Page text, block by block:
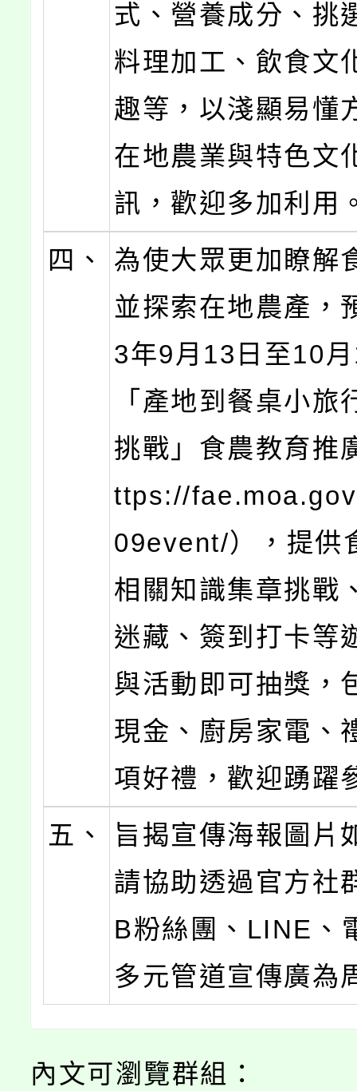
式、營養成分、挑
料理加工、飲食文
趣等，以淺顯易懂
在地農業與特色文
訊，歡迎多加利用
四、
為使大眾更加瞭解
並探索在地農產，
3年9月13日至10
「產地到餐桌小旅
挑戰」食農教育推
ttps://
09event/），提供
相關知識集章挑戰
迷藏、簽到打卡等
與活動即可抽獎，
現金、廚房家電、
項好禮，歡迎踴躍
五、
旨揭宣傳海報圖片
請協助透過官方社
B粉絲團、LINE、
多元管道宣傳廣為
內文可瀏覽群組：